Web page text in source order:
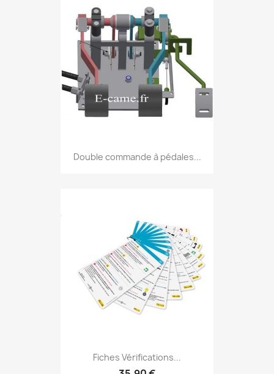
Double commande à pédales...
Fiches Vérifications...